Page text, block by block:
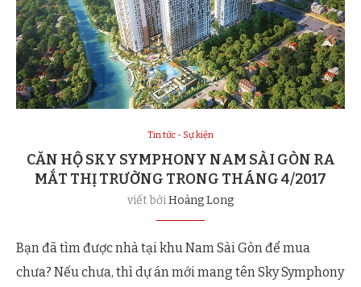
Tin tức - Sự kiện
CĂN HỘ SKY SYMPHONY NAM SÀI GÒN RA
MẮT THỊ TRƯỜNG TRONG THÁNG 4/2017
viết bởiHoàng Long
Bạn đã tìm được nhà tại khu Nam Sài Gòn để mua
chưa? Nếu chưa, thì dự án mới mang tên Sky Symphony